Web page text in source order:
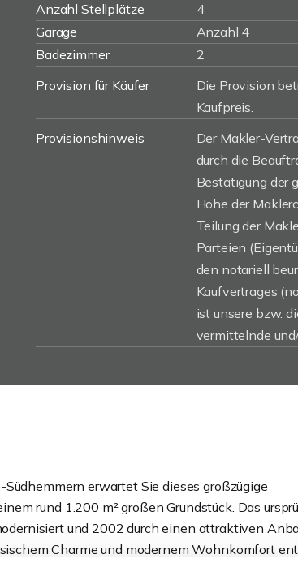
Anzahl Stellplätze 4
Garage
Anzahl 4
Badezimmer
2
Provision für Käufer
Die Provision
Kaufpreis.
Provisionshinweis
Der Makler-
durch die
Bestätigung der
Höhe der
Teilung der
Parteien
den notariell
Kaufvertrages
ist unsere bzw.
vermittelnde
erwartet Sie dieses großzügige
rund 1.200 m² großen Grundstück. Das
und 2002 durch einen attraktiven
Charme und modernem Wohnkomfort